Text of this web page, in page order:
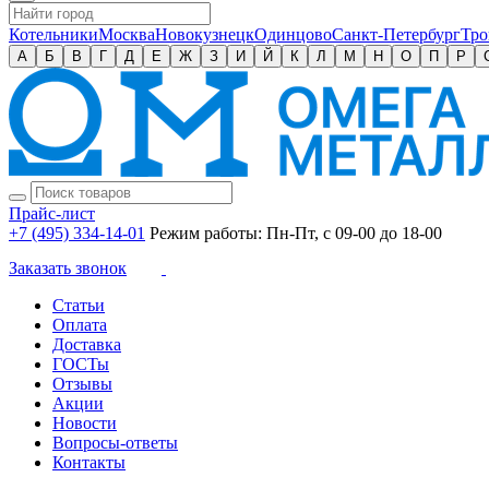
КотельникиМоскваНовокузнецкОдинцовоСанкт-Петербург
А Б В Г Д Е Ж З И Й К Л М Н О П Р
Прайс-лист
+7 (495) 334-14-01 Режим работы: Пн-Пт, с 09-00 до 18-00
Заказать звонок
Статьи
Оплата
Доставка
ГОСТы
Отзывы
Акции
Новости
Вопросы-ответы
Контакты